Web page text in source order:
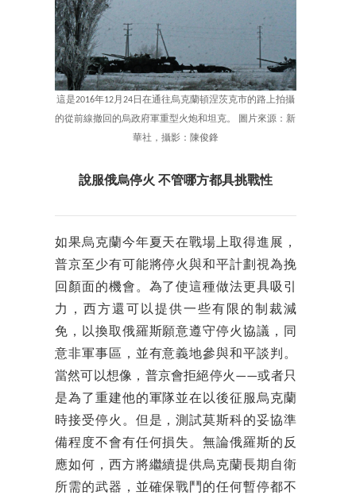
這是2016年12月24日在通往烏克蘭頓涅茨克市的路上拍攝
的從前線撤回的烏政府軍重型火炮和坦克。 圖片來源：新
華社，攝影：陳俊鋒
說服俄烏停火 不管哪方都具挑戰性
如果烏克蘭今年夏天在戰場上取得進展，
普京至少有可能將停火與和平計劃視為挽
回顏面的機會。為了使這種做法更具吸引
力，西方還可以提供一些有限的制裁減
免，以換取俄羅斯願意遵守停火協議，同
意非軍事區，並有意義地參與和平談判。
當然可以想像，普京會拒絕停火——或者只
是為了重建他的軍隊並在以後征服烏克蘭
時接受停火。但是，測試莫斯科的妥協準
備程度不會有任何損失。無論俄羅斯的反
應如何，西方將繼續提供烏克蘭長期自衛
所需的武器，並確保戰鬥的任何暫停都不